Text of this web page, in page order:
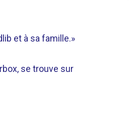
et à sa famille.»
se trouve sur